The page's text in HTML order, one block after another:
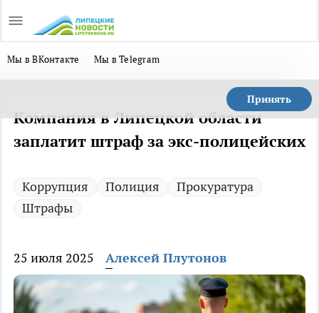
Мы в ВКонтакте Мы в Telegram
Принять
Компания в Липецкой области
заплатит штраф за экс-полицейских
Коррупция Полиция
Прокуратура
Штрафы
25 июля 2025 Алексей Плутонов